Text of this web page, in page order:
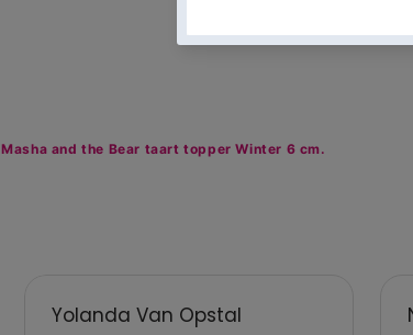
Masha and the Bear taart topper Winter 6 cm.